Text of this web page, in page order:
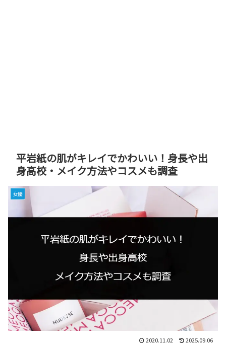
平岩紙の肌がキレイでかわいい！身長や出
身高校・メイク方法やコスメも調査
女優
2020.11.02 2025.09.06